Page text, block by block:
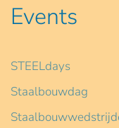
Events
STEELdays
Staalbouwdag